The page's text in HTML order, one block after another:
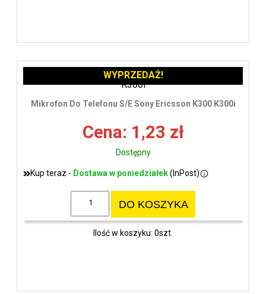
Mikrofon Do Telefonu S/E Sony Ericsson K300 K300i
Cena: 1,23 zł
Dostępny
Kup teraz - Dostawa w poniedziałek(InPost)
DO KOSZYKA
Ilość w koszyku: 0szt.
WYPRZEDAŻ!